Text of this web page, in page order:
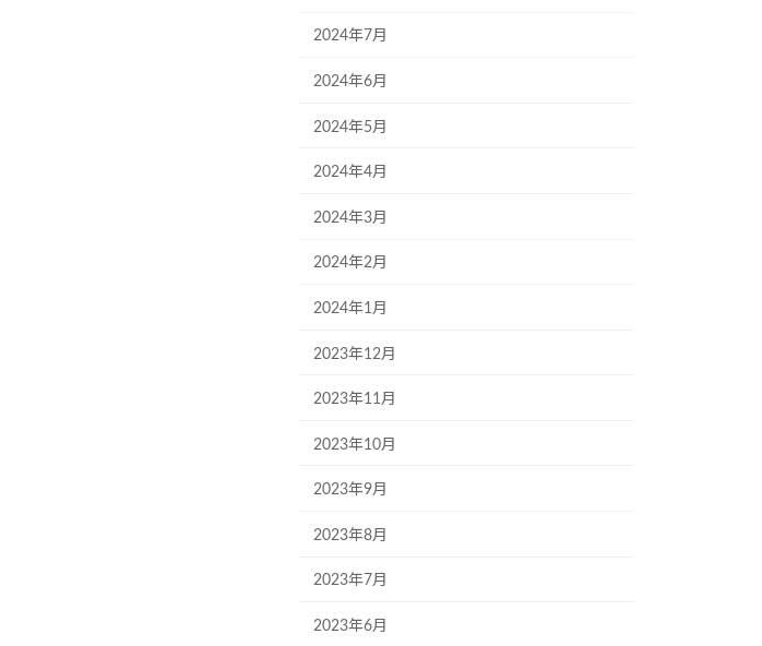
2024年7月
2024年6月
2024年5月
2024年4月
2024年3月
2024年2月
2024年1月
2023年12月
2023年11月
2023年10月
2023年9月
2023年8月
2023年7月
2023年6月